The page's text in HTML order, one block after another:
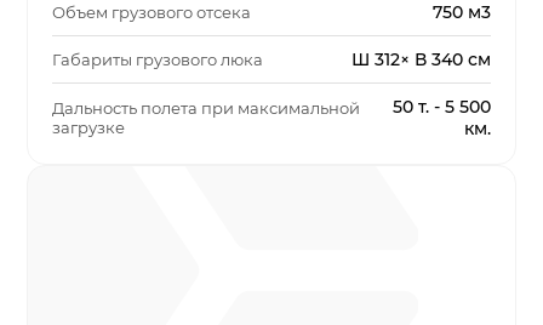
Объем грузового отсека 750 м3
Габариты грузового люка Ш 312× В 340 см
Дальность полета при максимальной
загрузке
50 т. - 5 500
км.